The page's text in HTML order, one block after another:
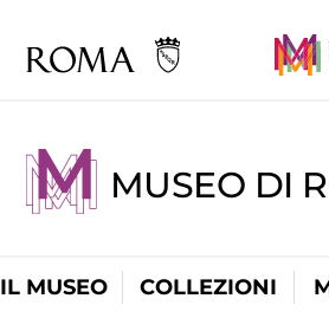
MUSEO DI
IL MUSEO COLLEZIONI